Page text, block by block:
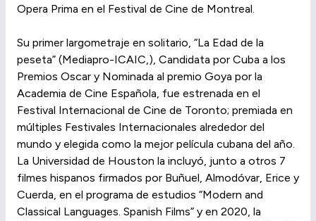
Opera Prima en el Festival de Cine de Montreal.
Su primer largometraje en solitario, “La Edad de la
peseta” (Mediapro-ICAIC,), Candidata por Cuba a los
Premios Oscar y Nominada al premio Goya por la
Academia de Cine Española, fue estrenada en el
Festival Internacional de Cine de Toronto; premiada en
múltiples Festivales Internacionales alrededor del
mundo y elegida como la mejor película cubana del año.
La Universidad de Houston la incluyó, junto a otros 7
filmes hispanos firmados por Buñuel, Almodóvar, Erice y
Cuerda, en el programa de estudios “Modern and
Classical Languages. Spanish Films” y en 2020, la